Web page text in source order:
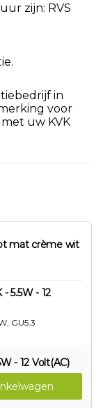
zijn: RVS
in
voor
uw KVK
mat crème wit
5.5W - 12
GU5.3
- 12 Volt(AC)